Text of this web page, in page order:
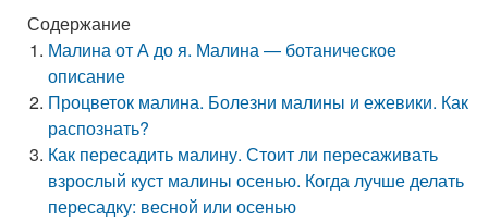
Содержание
Малина от А до я. Малина — ботаническое
описание
Процветок малина. Болезни малины и ежевики. Как
распознать?
Как пересадить малину. Стоит ли пересаживать
взрослый куст малины осенью. Когда лучше делать
пересадку: весной или осенью